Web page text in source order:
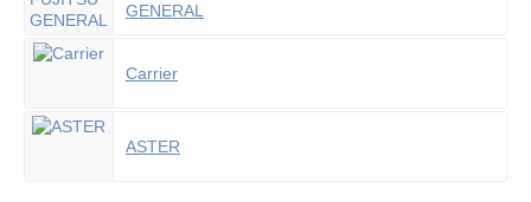
GENERAL
Carrier
ASTER